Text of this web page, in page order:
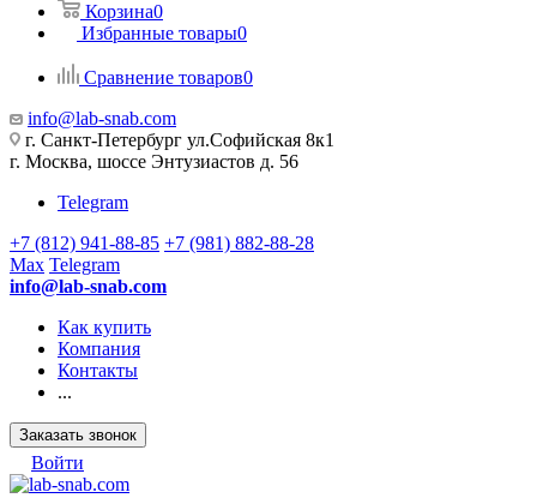
Корзина0
Избранные товары0
Сравнение товаров0
info@lab-snab.com
г. Санкт-Петербург ул.Софийская 8к1
г. Москва, шоссе Энтузиастов д. 56
Telegram
+7 (812) 941-88-85 +7 (981) 882-88-28
Max Telegram
info@lab-snab.com
Как купить
Компания
Контакты
...
Заказать звонок
Войти